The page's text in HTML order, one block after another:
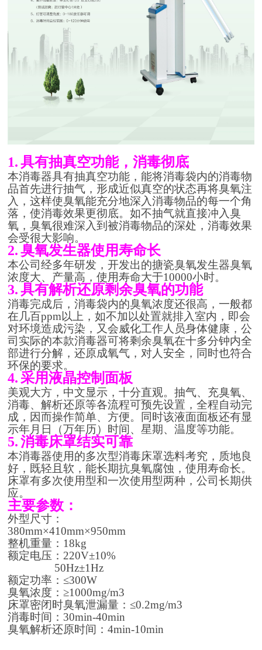
1. 具有抽真空功能，消毒彻底
本消毒器具有抽真空功能，能将消毒袋内的消毒物
品首先进行抽气，形成近似真空的状态再将臭氧注
入，这样使臭氧能充分地深入消毒物品的每一个角
落，使消毒效果更彻底。如不抽气就直接冲入臭
氧，臭氧很难深入到被消毒物品的深处，消毒效果
会受很大影响。
2. 臭氧发生器使用寿命长
本公司经多年研发，开发出的搪瓷臭氧发生器臭氧
浓度大、产量高，使用寿命大于10000小时。
3. 具有解析还原剩余臭氧的功能
消毒完成后，消毒袋内的臭氧浓度还很高，一般都
在几百ppm以上，如不加以处置就排入室内，即会
对环境造成污染，又会威化工作人员身体健康，公
司实际的本款消毒器可将剩余臭氧在十多分钟内全
部进行分解，还原成氧气，对人安全，同时也符合
环保的要求。
4. 采用液晶控制面板
美观大方，中文显示，十分直观。抽气、 充臭氧、
消毒、解析还原等各流程可预先设置，全程自动完
成，因而操作简单、方便。同时该液面面板还有显
示年月日（万年历）时间、星期、温度等功能。
5. 消毒床罩结实可靠
本消毒器使用的多次型消毒床罩选料考究，质地良
好，既轻且软，能长期抗臭氧腐蚀，使用寿命长。
床罩有多次使用型和一次使用型两种，公司长期供
应。
主要参数：
外型尺寸：
380mm×410mm×950mm
整机重量： 18kg
额定电压： 220V±10%
50Hz±1Hz
额定功率：≤300W
臭氧浓度：≥1000mg/m3
床罩密闭时臭氧泄漏量：≤0.2mg/m3
消毒时间： 30min-40min
臭氧解析还原时间：4min-10min